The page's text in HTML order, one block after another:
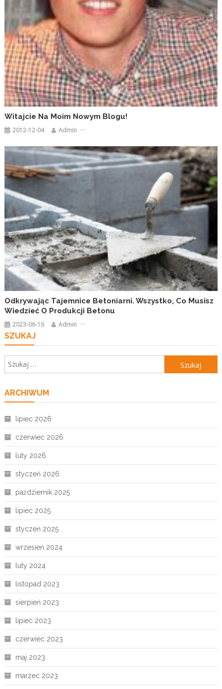
Witajcie Na Moim Nowym Blogu!
2012-12-04 Admin
Odkrywając Tajemnice Betoniarni. Wszystko, Co Musisz
Wiedzieć O Produkcji Betonu
2023-06-16 Admin
SZUKAJ
ARCHIWUM
lipiec 2026
czerwiec 2026
luty 2026
styczeń 2026
październik 2025
lipiec 2025
styczeń 2025
wrzesień 2024
luty 2024
listopad 2023
sierpień 2023
lipiec 2023
czerwiec 2023
maj 2023
marzec 2023